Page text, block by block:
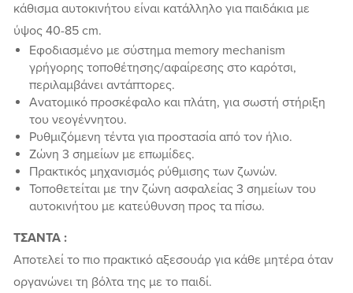
κάθισμα αυτοκινήτου είναι κατάλληλο για παιδάκια με
ύψος 40-85 cm.
Εφοδιασμένο με σύστημα memory mechanism
γρήγορης τοποθέτησης/αφαίρεσης στο καρότσι,
περιλαμβάνει αντάπτορες.
Ανατομικό προσκέφαλο και πλάτη, για σωστή στήριξη
του νεογέννητου.
Ρυθμιζόμενη τέντα για προστασία από τον ήλιο.
Ζώνη 3 σημείων με επωμίδες.
Πρακτικός μηχανισμός ρύθμισης των ζωνών.
Τοποθετείται με την ζώνη ασφαλείας 3 σημείων του
αυτοκινήτου με κατεύθυνση προς τα πίσω.
ΤΣΑΝΤΑ :
Αποτελεί το πιο πρακτικό αξεσουάρ για κάθε μητέρα όταν
οργανώνει τη βόλτα της με το παιδί.